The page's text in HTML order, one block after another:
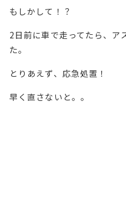
もしかして！？
2日前に車で走ってたら、ア
た。
とりあえず、応急処置！
早く直さないと。。